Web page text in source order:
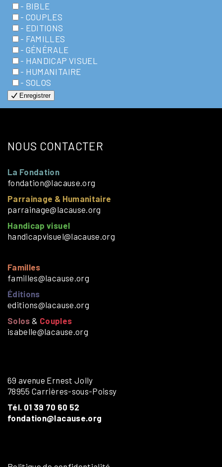
- BIBLE
- COUPLES
- EDITIONS
- FAMILLES
- GÉNÉRALE
- HANDICAP VISUEL
- HUMANITAIRE
- SOLOS
Enregistrer
NOUS CONTACTER
La Fondation
fondation@lacause.org
Parrainage & Humanitaire
parrainage@lacause.org
Handicap visuel
handicapvisuel@lacause.org
Familles
familles@lacause.org
Éditions
editions@lacause.org
Solos & Couples
isabelle@lacause.org
69 avenue Ernest Jolly
78955 Carrières-sous-Poissy
Tél. 01 39 70 60 52
fondation@lacause.org